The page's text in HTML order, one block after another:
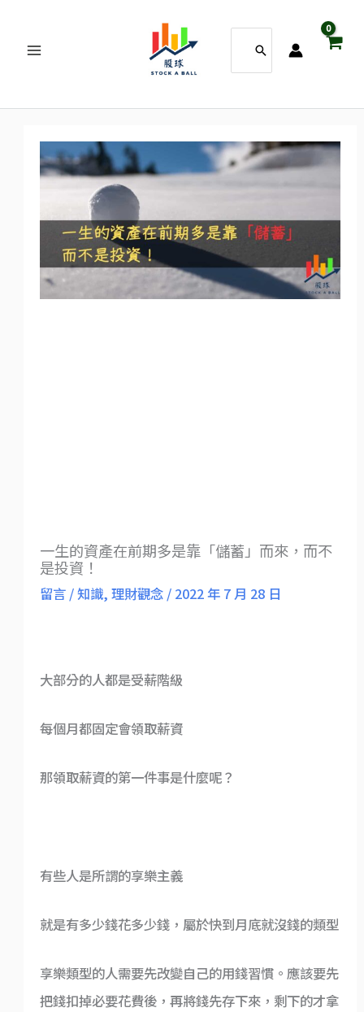
尋：
一生的資產在前期多是靠「儲蓄」而來，而不
是投資！
留言 /知識, 理財觀念/ 2022 年 7 月 28 日
大部分的人都是受薪階級
每個月都固定會領取薪資
那領取薪資的第一件事是什麼呢？
有些人是所謂的享樂主義
就是有多少錢花多少錢，屬於快到月底就沒錢的類型
享樂類型的人需要先改變自己的用錢習慣。應該要先
把錢扣掉必要花費後，再將錢先存下來，剩下的才拿